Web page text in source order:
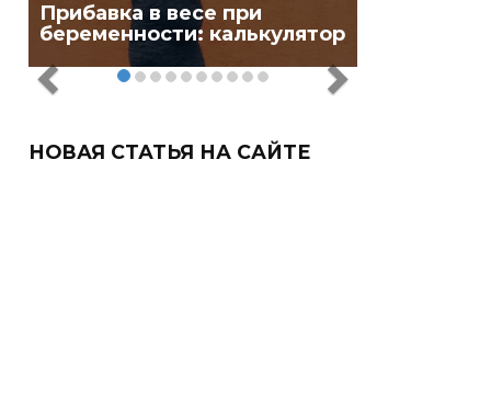
Прибавка в весе при
беременности: калькулятор
НОВАЯ СТАТЬЯ НА САЙТЕ